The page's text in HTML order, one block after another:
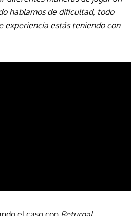
hablamos de dificultad, todo
experiencia estás teniendo con